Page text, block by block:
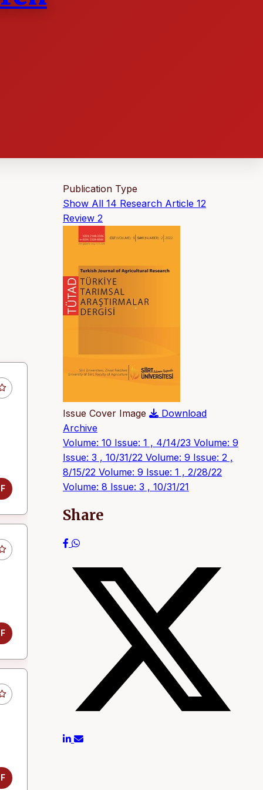
Publication Type
Show All 14 Research Article 12
Review 2
Issue Cover Image
Download
Archive
Volume: 10 Issue: 1 , 4/14/23 Volume: 9
Issue: 3 , 10/31/22 Volume: 9 Issue: 2 ,
8/15/22 Volume: 9 Issue: 1 , 2/28/22
Volume: 8 Issue: 3 , 10/31/21
Share